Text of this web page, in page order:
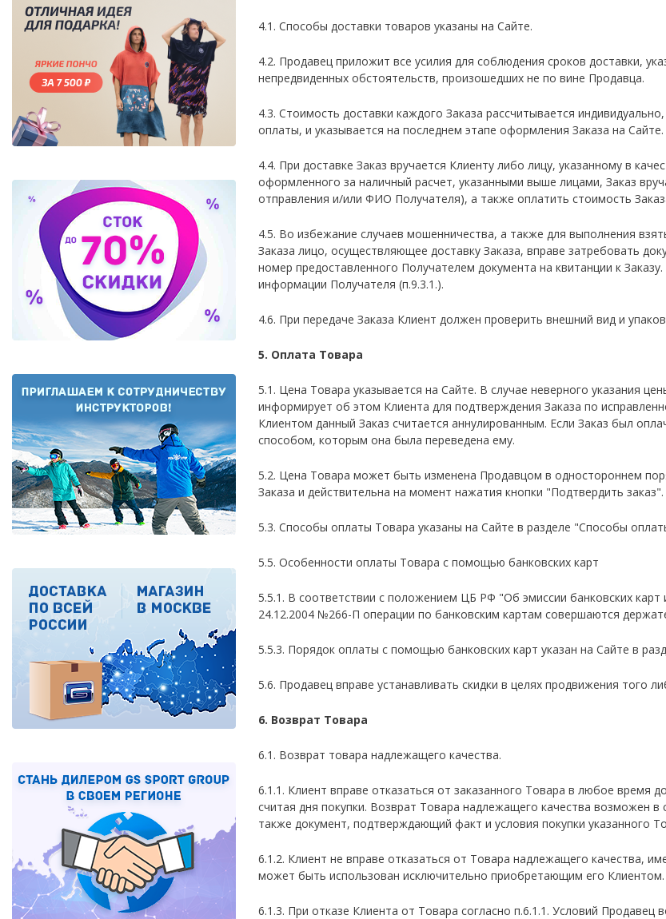
4.1. Способы доставки товаров указаны на Сайте.
4.2. Продавец приложит все усилия для соблюдения сроков доставки,
непредвиденных обстоятельств, произошедших не по вине Продавца.
4.3. Стоимость доставки каждого Заказа рассчитывается
оплаты, и указывается на последнем этапе оформления Заказа на Сайте.
4.4. При доставке Заказ вручается Клиенту либо лицу, указанному в
оформленного за наличный расчет, указанными выше лицами, Заказ
отправления и/или ФИО Получателя), а также оплатить стоимость
4.5. Во избежание случаев мошенничества, а также для выполнения
Заказа лицо, осуществляющее доставку Заказа, вправе затребовать
номер предоставленного Получателем документа на квитанции к
информации Получателя (п.9.3.1.).
4.6. При передаче Заказа Клиент должен проверить внешний вид и
5. Оплата Товара
5.1. Цена Товара указывается на Сайте. В случае неверного указания
информирует об этом Клиента для подтверждения Заказа по
Клиентом данный Заказ считается аннулированным. Если Заказ был
способом, которым она была переведена ему.
5.2. Цена Товара может быть изменена Продавцом в одностороннем
Заказа и действительна на момент нажатия кнопки "Подтвердить заказ".
5.3. Способы оплаты Товара указаны на Сайте в разделе "Способы
5.5. Особенности оплаты Товара с помощью банковских карт
5.5.1. В соответствии с положением ЦБ РФ "Об эмиссии банковских
24.12.2004 №266-П операции по банковским картам совершаются
5.5.3. Порядок оплаты с помощью банковских карт указан на Сайте в
5.6. Продавец вправе устанавливать скидки в целях продвижения того
6. Возврат Товара
6.1. Возврат товара надлежащего качества.
6.1.1. Клиент вправе отказаться от заказанного Товара в любое время
считая дня покупки. Возврат Товара надлежащего качества возможен
также документ, подтверждающий факт и условия покупки указанного
6.1.2. Клиент не вправе отказаться от Товара надлежащего качества,
может быть использован исключительно приобретающим его Клиентом.
6.1.3. При отказе Клиента от Товара согласно п.6.1.1. Условий